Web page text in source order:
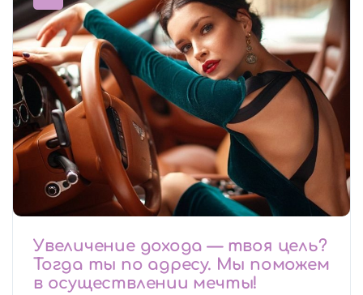
Увеличение дохода — твоя цель?
Тогда ты по адресу. Мы поможем
в осуществлении мечты!